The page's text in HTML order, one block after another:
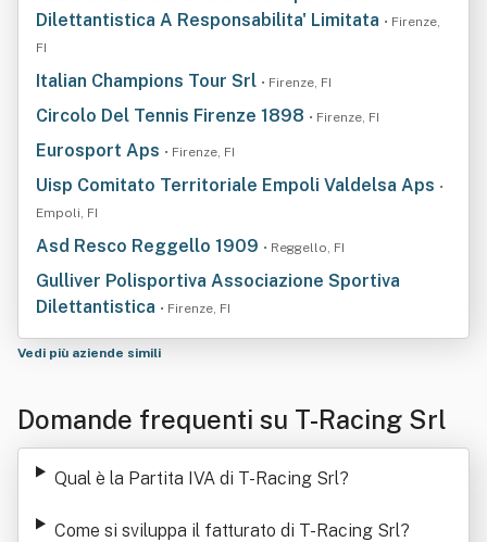
Dilettantistica A Responsabilita' Limitata • Firenze,
FI
Italian Champions Tour Srl • Firenze, FI
Circolo Del Tennis Firenze 1898 • Firenze, FI
Eurosport Aps • Firenze, FI
Uisp Comitato Territoriale Empoli Valdelsa Aps •
Empoli, FI
Asd Resco Reggello 1909 • Reggello, FI
Gulliver Polisportiva Associazione Sportiva
Dilettantistica • Firenze, FI
Vedi più aziende simili
Domande frequenti su T-Racing Srl
Qual è la Partita IVA di T-Racing Srl?
Come si sviluppa il fatturato di T-Racing Srl?